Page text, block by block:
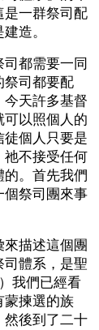
是一群祭司配
造。
都需要一同
祭司都要配
天許多基督
以照個人的
徒個人只要是
祂不接受任何
。首先我們
個祭司團來事
描述這個團
體系，是聖
我們已經看
蒙揀選的族
然後到了二十